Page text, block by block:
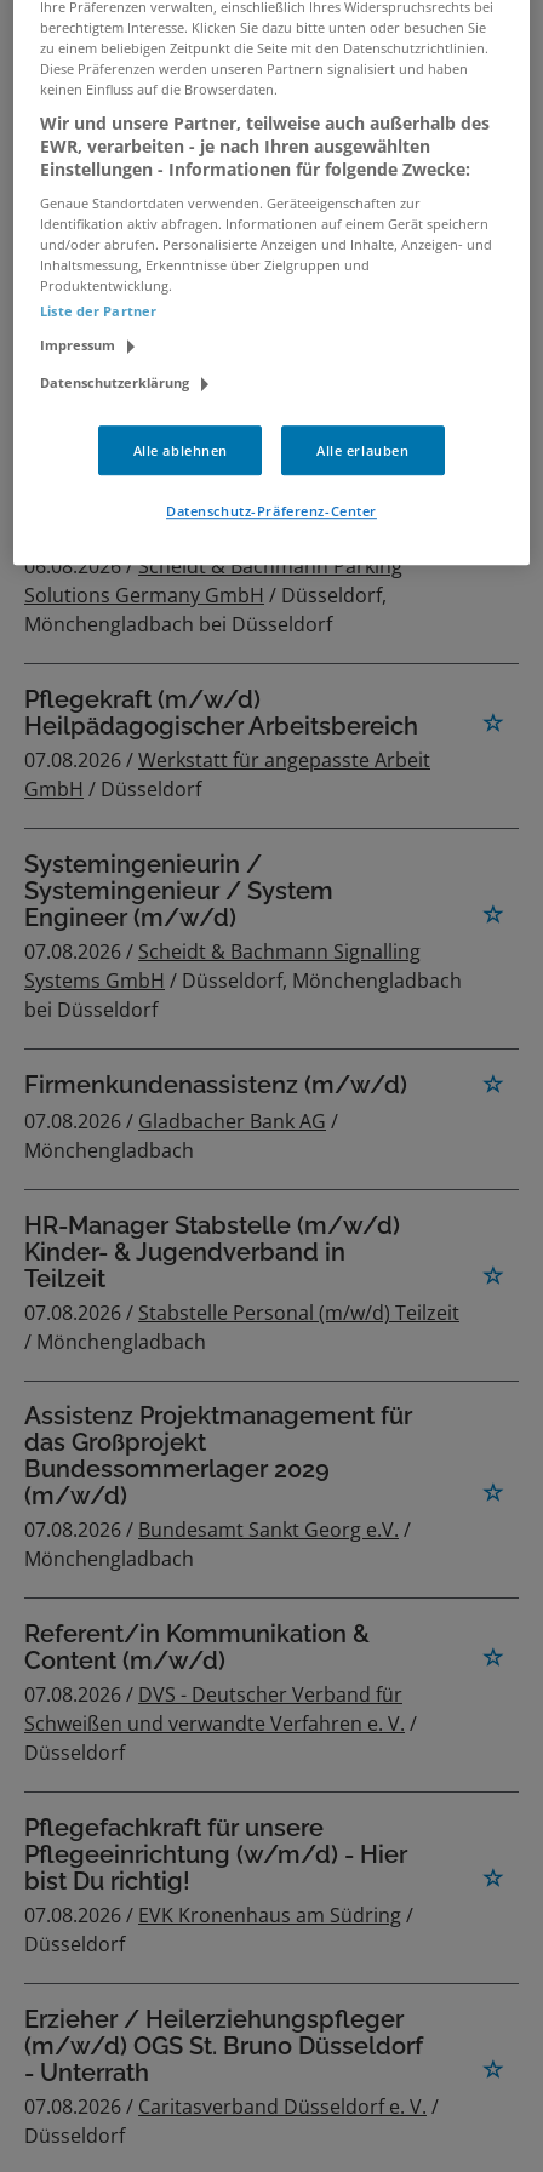
05.08.2026 /Compassio Intensivpflege Kaarst/
Kaarst
Bürofachkraft (m/w/d)
06.08.2026 /Sozialverband VdK Nordrhein-
Westfalen e.V.
/ Neuss
Kaufmann/-frau im
Gesundheitswesen oder
Medizinische Fachangestellte
(MFA)(m/w/d)
07.08.2026 / GMG
/ Düsseldorf
Kaufmännische Mitarbeiterin
06.08.2026 /Scheidt & Bachmann Parking
Solutions Germany GmbH / Düsseldorf,
Mönchengladbach bei Düsseldorf
Pflegekraft (m/w/d)
Heilpädagogischer Arbeitsbereich
07.08.2026 /Werkstatt für angepasste Arbeit
GmbH / Düsseldorf
Systemingenieurin /
Systemingenieur / System
Engineer (m/w/d)
07.08.2026 / Scheidt & Bachmann Signalling
Systems GmbH / Düsseldorf, Mönchengladbach
bei Düsseldorf
Firmenkundenassistenz (m/w/d)
07.08.2026 / Gladbacher Bank AG /
Mönchengladbach
HR-Manager Stabstelle (m/w/d)
Kinder- & Jugendverband in
Teilzeit
07.08.2026 / Stabstelle Personal (m/w/d) Teilzeit
/ Mönchengladbach
Assistenz Projektmanagement für
das Großprojekt
Bundessommerlager 2029
(m/w/d)
07.08.2026 / Bundesamt Sankt Georg e.V. /
Mönchengladbach
Referent/in Kommunikation &
Content (m/w/d)
07.08.2026 / DVS - Deutscher Verband für
Schweißen und verwandte Verfahren e. V. /
Düsseldorf
Pflegefachkraft für unsere
Pflegeeinrichtung (w/m/d) - Hier
bist Du richtig!
07.08.2026 / EVK Kronenhaus am Südring/
Düsseldorf
Erzieher / Heilerziehungspfleger
(m/w/d) OGS St. Bruno Düsseldorf
- Unterrath
07.08.2026 / Caritasverband Düsseldorf e. V. /
Düsseldorf
Ihre Präferenzen verwalten, einschließlich Ihres Widerspruchsrechts bei
berechtigtem Interesse. Klicken Sie dazu bitte unten oder besuchen Sie
zu einem beliebigen Zeitpunkt die Seite mit den Datenschutzrichtlinien.
Diese Präferenzen werden unseren Partnern signalisiert und haben
keinen Einfluss auf die Browserdaten.
Wir und unsere Partner, teilweise auch außerhalb des
EWR, verarbeiten - je nach Ihren ausgewählten
Einstellungen - Informationen für folgende Zwecke:
Genaue Standortdaten verwenden. Geräteeigenschaften zur
Identifikation aktiv abfragen. Informationen auf einem Gerät speichern
und/oder abrufen. Personalisierte Anzeigen und Inhalte, Anzeigen- und
Inhaltsmessung, Erkenntnisse über Zielgruppen und
Produktentwicklung.
Liste der Partner
Impressum
Datenschutzerklärung
Alle ablehnen Alle erlauben
Datenschutz-Präferenz-Center